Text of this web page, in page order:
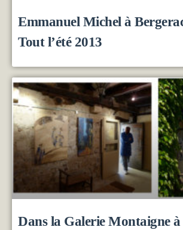
Emmanuel Michel à
Tout l’été 2013
Dans la Galerie Montaigne